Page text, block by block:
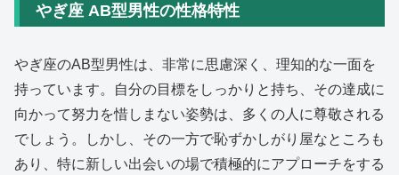
やぎ座 AB型男性の性格特性
やぎ座のAB型男性は、非常に思慮深く、理知的な一面を
持っています。自分の目標をしっかりと持ち、その達成に
向かって努力を惜しまない姿勢は、多くの人に尊敬される
でしょう。しかし、その一方で恥ずかしがり屋なところも
あり、特に新しい出会いの場で積極的にアプローチをする